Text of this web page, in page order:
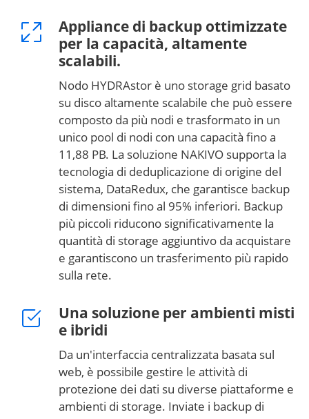
Appliance di backup ottimizzate
per la capacità, altamente
scalabili.
Nodo HYDRAstor è uno storage grid basato
su disco altamente scalabile che può essere
composto da più nodi e trasformato in un
unico pool di nodi con una capacità fino a
11,88 PB. La soluzione NAKIVO supporta la
tecnologia di deduplicazione di origine del
sistema, DataRedux, che garantisce backup
di dimensioni fino al 95% inferiori. Backup
più piccoli riducono significativamente la
quantità di storage aggiuntivo da acquistare
e garantiscono un trasferimento più rapido
sulla rete.
Una soluzione per ambienti misti
e ibridi
Da un'interfaccia centralizzata basata sul
web, è possibile gestire le attività di
protezione dei dati su diverse piattaforme e
ambienti di storage. Inviate i backup di